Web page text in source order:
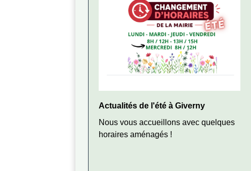
Actualités de l'été à Giverny
Nous vous accueillons avec quelques
horaires aménagés !